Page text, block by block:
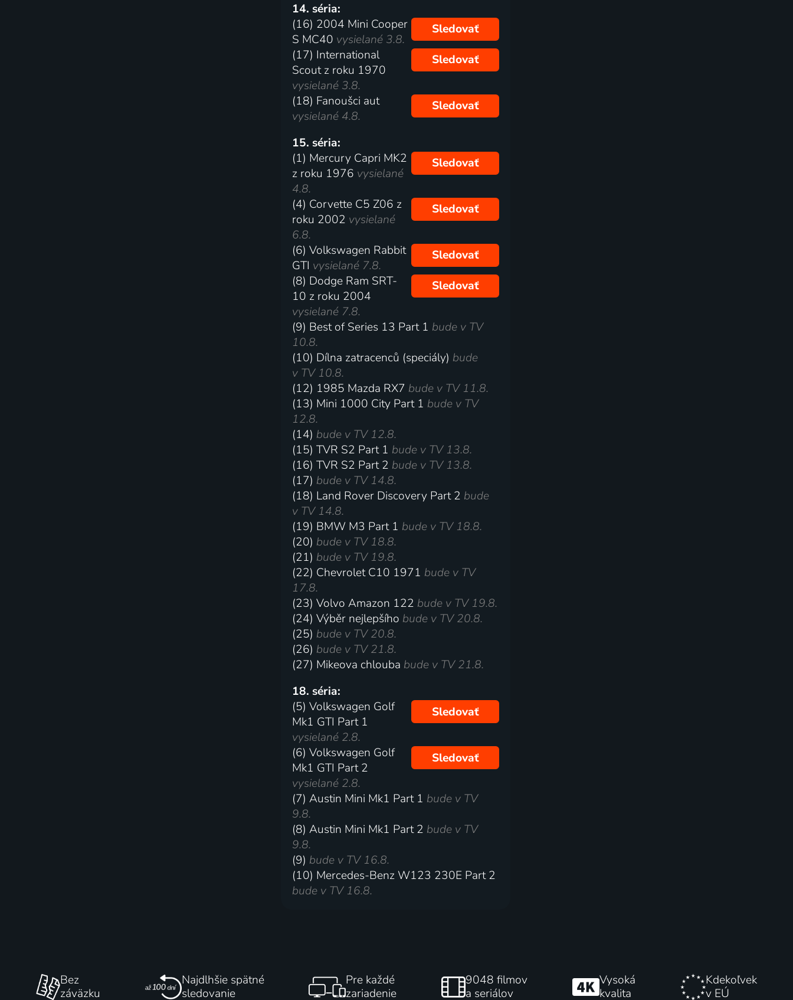
14. séria:
(16) 2004 Mini Cooper
S MC40 vysielané 3.8.
Sledovať
(17) International
Scout z roku 1970
vysielané 3.8.
Sledovať
(18) Fanoušci aut
vysielané 4.8.
Sledovať
15. séria:
(1) Mercury Capri MK2
z roku 1976 vysielané
4.8.
Sledovať
(4) Corvette C5 Z06 z
roku 2002 vysielané
6.8.
Sledovať
(6) Volkswagen Rabbit
GTI vysielané 7.8.
Sledovať
(8) Dodge Ram SRT-
10 z roku 2004
vysielané 7.8.
Sledovať
(9) Best of Series 13 Part 1 bude v TV
10.8.
(10) Dílna zatracenců (speciály) bude
v TV 10.8.
(12) 1985 Mazda RX7 bude v TV 11.8.
(13) Mini 1000 City Part 1 bude v TV
12.8.
(14) bude v TV 12.8.
(15) TVR S2 Part 1 bude v TV 13.8.
(16) TVR S2 Part 2 bude v TV 13.8.
(17) bude v TV 14.8.
(18) Land Rover Discovery Part 2 bude
v TV 14.8.
(19) BMW M3 Part 1 bude v TV 18.8.
(20) bude v TV 18.8.
(21) bude v TV 19.8.
(22) Chevrolet C10 1971 bude v TV
17.8.
(23) Volvo Amazon 122 bude v TV 19.8.
(24) Výběr nejlepšího bude v TV 20.8.
(25) bude v TV 20.8.
(26) bude v TV 21.8.
(27) Mikeova chlouba bude v TV 21.8.
18. séria:
(5) Volkswagen Golf
Mk1 GTI Part 1
vysielané 2.8.
Sledovať
(6) Volkswagen Golf
Mk1 GTI Part 2
vysielané 2.8.
Sledovať
(7) Austin Mini Mk1 Part 1 bude v TV
9.8.
(8) Austin Mini Mk1 Part 2 bude v TV
9.8.
(9) bude v TV 16.8.
(10) Mercedes-Benz W123 230E Part 2
bude v TV 16.8.
Bez
záväzku
Najdlhšie spätné
sledovanie
Pre každé
zariadenie
9048 filmov
a seriálov
Vysoká
kvalita
Kdekoľvek
v EÚ